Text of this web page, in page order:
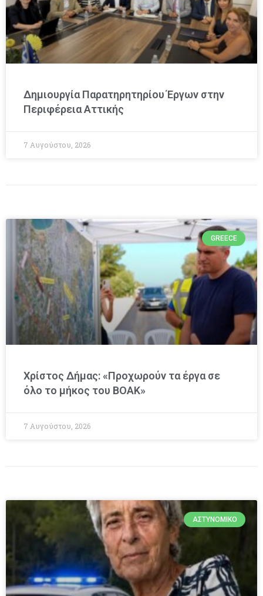
Δημιουργία Παρατηρητηρίου Έργων στην
Περιφέρεια Αττικής
7 Αυγούστου, 2026
GREECE
Χρίστος Δήμας: «Προχωρούν τα έργα σε
όλο το μήκος του ΒΟΑΚ»
7 Αυγούστου, 2026
ΑΣΤΥΝΟΜΙΚΌ